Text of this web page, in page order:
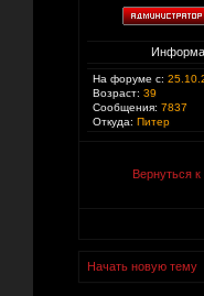
На форуме с:
Возраст: 39
Сообщения: 7837
Откуда: Питер
Вернуться
Начать новую тему